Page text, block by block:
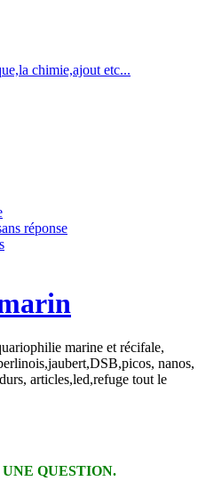
chimie,ajout etc...
réponse
marine et récifale,
nanos,
articles,led,refuge tout le
QUESTION.